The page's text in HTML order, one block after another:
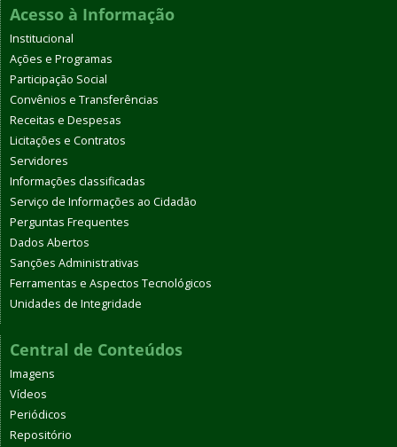
Acesso à Informação
Institucional
Ações e Programas
Participação Social
Convênios e Transferências
Receitas e Despesas
Licitações e Contratos
Servidores
Informações classificadas
Serviço de Informações ao Cidadão
Perguntas Frequentes
Dados Abertos
Sanções Administrativas
Ferramentas e Aspectos Tecnológicos
Unidades de Integridade
Central de Conteúdos
Imagens
Vídeos
Periódicos
Repositório